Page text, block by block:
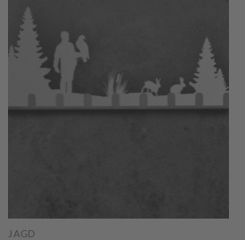
JAGD